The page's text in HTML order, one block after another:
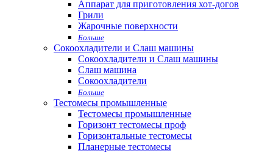
Аппарат для приготовления хот-догов
Грили
Жарочные поверхности
Больше
Сокоохладители и Слаш машины
Сокоохладители и Слаш машины
Слаш машина
Сокоохладители
Больше
Тестомесы промышленные
Тестомесы промышленные
Горизонт тестомесы проф
Горизонтальные тестомесы
Планерные тестомесы